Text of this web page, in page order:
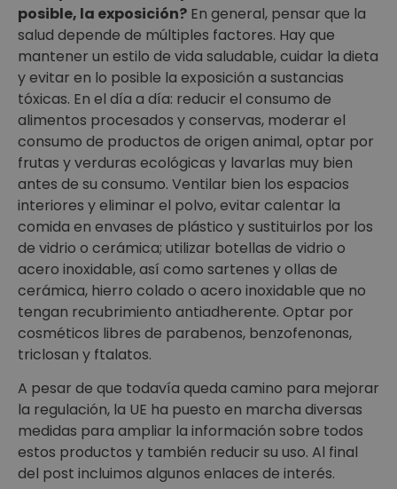
posible, la exposición? En general, pensar que la
salud depende de múltiples factores. Hay que
mantener un estilo de vida saludable, cuidar la dieta
y evitar en lo posible la exposición a sustancias
tóxicas. En el día a día: reducir el consumo de
alimentos procesados y conservas, moderar el
consumo de productos de origen animal, optar por
frutas y verduras ecológicas y lavarlas muy bien
antes de su consumo. Ventilar bien los espacios
interiores y eliminar el polvo, evitar calentar la
comida en envases de plástico y sustituirlos por los
de vidrio o cerámica; utilizar botellas de vidrio o
acero inoxidable, así como sartenes y ollas de
cerámica, hierro colado o acero inoxidable que no
tengan recubrimiento antiadherente. Optar por
cosméticos libres de parabenos, benzofenonas,
triclosan y ftalatos.
A pesar de que todavía queda camino para mejorar
la regulación, la UE ha puesto en marcha diversas
medidas para ampliar la información sobre todos
estos productos y también reducir su uso. Al final
del post incluimos algunos enlaces de interés.